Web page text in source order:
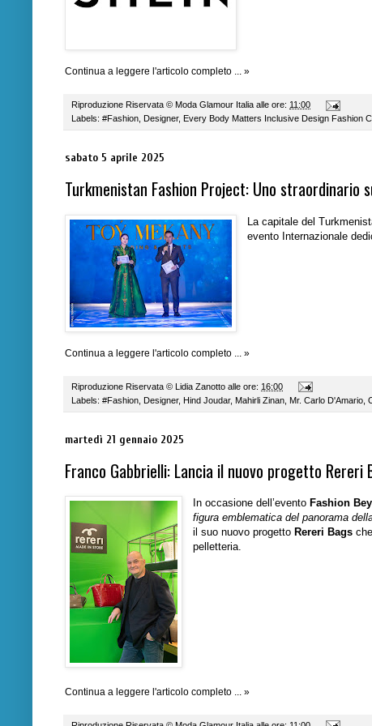
Continua a leggere l'articolo completo ... »
Riproduzione Riservata © Moda Glamour Italia alle ore: 11:00
Labels: #Fashion, Designer, Every Body Matters Inclusive Design Fashion
sabato 5 aprile 2025
Turkmenistan Fashion Project: Uno
La capitale del
evento Internazionale
Continua a leggere l'articolo completo ... »
Riproduzione Riservata © Lidia Zanotto alle ore: 16:00
Labels: #Fashion Designer, Hind Joudar, Mahirli Zinan Mr. Carlo D'Amario
martedì 21 gennaio 2025
Franco Gabbrielli: Lancia il nuovo progetto Rereri
In occasione dell’evento Fashion
figura emblematica del panorama
il suo nuovo progetto Rereri Bags
pelletteria.
Continua a leggere l'articolo completo ... »